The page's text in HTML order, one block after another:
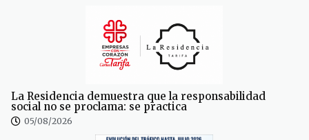
La Residencia demuestra que la responsabilidad
social no se proclama: se practica
05/08/2026